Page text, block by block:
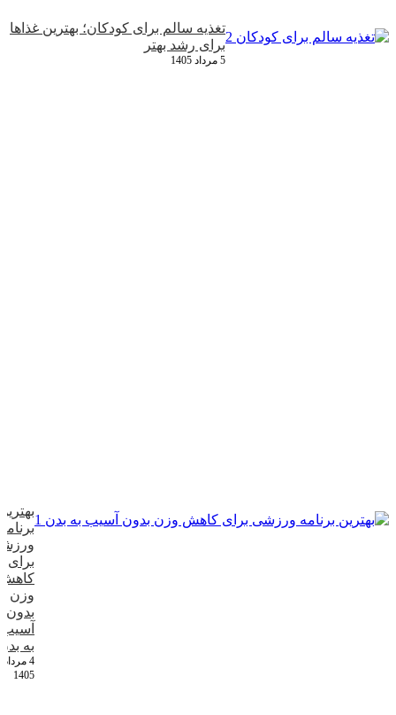
تغذیه سالم برای کودکان؛ بهترین غذاها
برای رشد بهتر
5 مرداد 1405
برنامه
برای
وزن
بدون
آسیب
به
4 مرداد
1405